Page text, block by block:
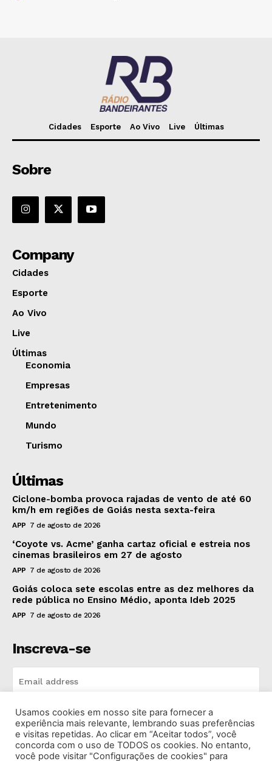
Cidades Esporte Ao Vivo Live Últimas
Sobre
Company
Cidades
Esporte
Ao Vivo
Live
Últimas
Economia
Empresas
Entretenimento
Mundo
Turismo
Últimas
Ciclone-bomba provoca rajadas de vento de até 60
km/h em regiões de Goiás nesta sexta-feira
APP 7 de agosto de 2026
‘Coyote vs. Acme’ ganha cartaz oficial e estreia nos
cinemas brasileiros em 27 de agosto
APP 7 de agosto de 2026
Goiás coloca sete escolas entre as dez melhores da
rede pública no Ensino Médio, aponta Ideb 2025
APP 7 de agosto de 2026
Inscreva-se
INSCREVA-SE
I've read and accept the Privacy Policy.
Usamos cookies em nosso site para fornecer a
experiência mais relevante, lembrando suas preferências
e visitas repetidas. Ao clicar em “Aceitar todos”, você
concorda com o uso de TODOS os cookies. No entanto,
você pode visitar "Configurações de cookies" para